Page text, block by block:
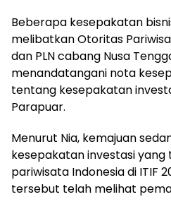
Beberapa kesepakatan
melibatkan Otoritas
dan PLN cabang Nusa
menandatangani nota
tentang kesepakatan
Parapuar.
Menurut Nia, kemajuan
kesepakatan investasi yang
pariwisata Indonesia di ITIF
tersebut telah melihat